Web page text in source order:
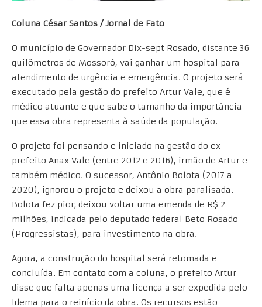
Coluna César Santos / Jornal de Fato
O município de Governador Dix-sept Rosado, distante 36
quilômetros de Mossoró, vai ganhar um hospital para
atendimento de urgência e emergência. O projeto será
executado pela gestão do prefeito Artur Vale, que é
médico atuante e que sabe o tamanho da importância
que essa obra representa à saúde da população.
O projeto foi pensando e iniciado na gestão do ex-
prefeito Anax Vale (entre 2012 e 2016), irmão de Artur e
também médico. O sucessor, Antônio Bolota (2017 a
2020), ignorou o projeto e deixou a obra paralisada.
Bolota fez pior; deixou voltar uma emenda de R$ 2
milhões, indicada pelo deputado federal Beto Rosado
(Progressistas), para investimento na obra.
Agora, a construção do hospital será retomada e
concluída. Em contato com a coluna, o prefeito Artur
disse que falta apenas uma licença a ser expedida pelo
Idema para o reinício da obra. Os recursos estão